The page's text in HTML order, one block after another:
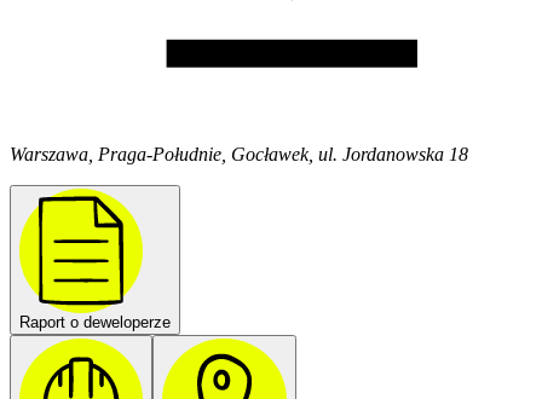
Warszawa, Praga-Południe, Gocławek, ul. Jordanowska 18
Raport o deweloperze